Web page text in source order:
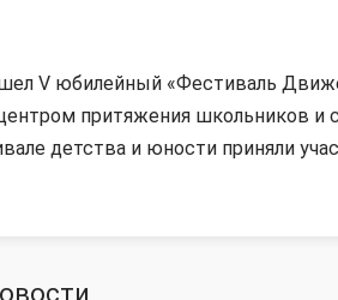
V юбилейный «Фестиваль
притяжения школьников и
детства и юности приняли